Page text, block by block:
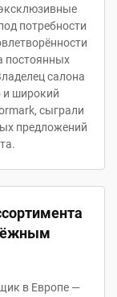
потребности
постоянных
салона
и широкий
сыграли
предложений
в Европе —